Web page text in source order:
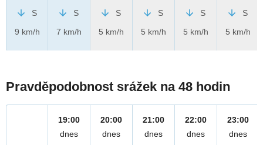
S
9 km/h
S
7 km/h
S
5 km/h
S
5 km/h
S
5 km/h
S
5 km/h
Pravděpodobnost srážek na 48 hodin
19:00
dnes
20:00
dnes
21:00
dnes
22:00
dnes
23:00
dnes